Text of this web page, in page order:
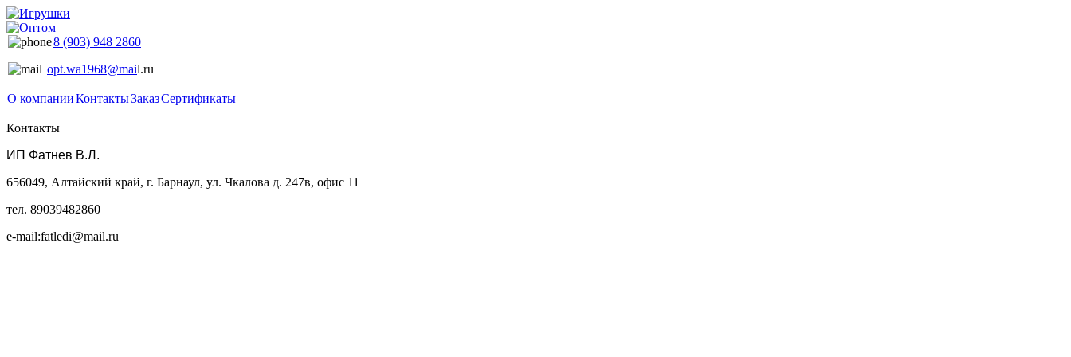
8 (903) 948 2860
opt.wa1968@mail.ru
О компанииКонтактыЗаказСертификаты
Контакты
ИП Фатнев В.Л.
656049, Алтайский край, г. Барнаул, ул. Чкалова д. 247в, офис 11
тел. 89039482860
e-mail:fatledi@mail.ru